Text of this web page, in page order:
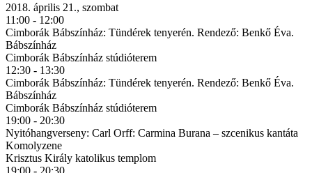
2018. április 21., szombat
11:00 - 12:00
Cimborák Bábszínház: Tündérek tenyerén. Rendező: Benkő Éva.
Bábszínház
Cimborák Bábszínház stúdióterem
12:30 - 13:30
Cimborák Bábszínház: Tündérek tenyerén. Rendező: Benkő Éva.
Bábszínház
Cimborák Bábszínház stúdióterem
19:00 - 20:30
Nyitóhangverseny: Carl Orff: Carmina Burana – szcenikus kantáta
Komolyzene
Krisztus Király katolikus templom
19:00 - 20:30